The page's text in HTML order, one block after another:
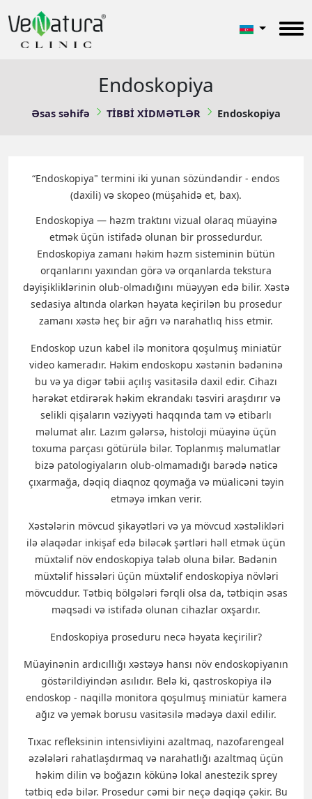
Endoskopiya
Əsas səhifə TİBBİ XİDMƏTLƏR Endoskopiya
“Endoskopiya" termini iki yunan sözündəndir - endos
(daxili) və skopeo (müşahidə et, bax).
Endoskopiya — həzm traktını vizual olaraq müayinə
etmək üçün istifadə olunan bir prossedurdur.
Endoskopiya zamanı həkim həzm sisteminin bütün
orqanlarını yaxından görə və orqanlarda tekstura
dəyişikliklərinin olub-olmadığını müəyyən edə bilir. Xəstə
sedasiya altında olarkən həyata keçirilən bu prosedur
zamanı xəstə heç bir ağrı və narahatlıq hiss etmir.
Endoskop uzun kabel ilə monitora qoşulmuş miniatür
video kameradır. Həkim endoskopu xəstənin bədəninə
bu və ya digər təbii açılış vasitəsilə daxil edir. Cihazı
hərəkət etdirərək həkim ekrandakı təsviri araşdırır və
selikli qişaların vəziyyəti haqqında tam və etibarlı
məlumat alır. Lazım gələrsə, histoloji müayinə üçün
toxuma parçası götürülə bilər. Toplanmış məlumatlar
bizə patologiyaların olub-olmamadığı barədə nəticə
çıxarmağa, dəqiq diaqnoz qoymağa və müalicəni təyin
etməyə imkan verir.
Xəstələrin mövcud şikayətləri və ya mövcud xəstəlikləri
ilə əlaqədar inkişaf edə biləcək şərtləri həll etmək üçün
müxtəlif növ endoskopiya tələb oluna bilər. Bədənin
müxtəlif hissələri üçün müxtəlif endoskopiya növləri
mövcuddur. Tətbiq bölgələri fərqli olsa da, tətbiqin əsas
məqsədi və istifadə olunan cihazlar oxşardır.
Endoskopiya proseduru necə həyata keçirilir?
Müayinənin ardıcıllığı xəstəyə hansı növ endoskopiyanın
göstərildiyindən asılıdır. Belə ki, qastroskopiya ilə
endoskop - naqillə monitora qoşulmuş miniatür kamera
ağız və yemək borusu vasitəsilə mədəyə daxil edilir.
Tıxac refleksinin intensivliyini azaltmaq, nazofarengeal
əzələləri rahatlaşdırmaq və narahatlığı azaltmaq üçün
həkim dilin və boğazın kökünə lokal anestezik sprey
tətbiq edə bilər. Prosedur cəmi bir neçə dəqiqə çəkir. Bu